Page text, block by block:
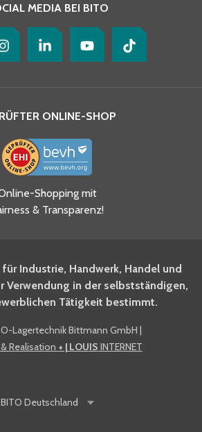
ich habe die
gelesen
akzeptiere diese.
Newsletter Fachwissen
anmelden.
ich möchte mich für den
Shop-Newsletter
MEDIA BEI BITO
ONLINE-SHOP
Shopping mit
& Transparenz!
Industrie, Handwerk, Handel und
Verwendung in der selbstständigen,
Tätigkeit bestimmt.
Lagertechnik Bittmann GmbH |
Realisation + | LOUIS INTERNET
BITO Deutschland